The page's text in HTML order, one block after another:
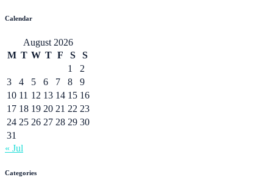
Calendar
August 2026
M T W T F S
S
1
2
3
4 5 6 7 8
9
10 11 12 13 14 15 16
17 18 19 20 21 22 23
24 25 26 27 28 29 30
31
« Jul
Categories